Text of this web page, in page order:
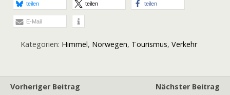
teilen teilen teilen
E-Mail
Kategorien: Himmel, Norwegen, Tourismus, Verkehr
Vorheriger Beitrag
Nächster Beitrag